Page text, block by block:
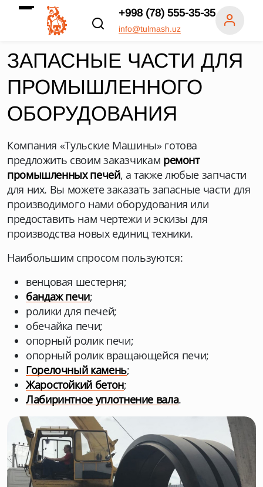
+998 (78) 555-35-35
info@tulmash.uz
ЗАПАСНЫЕ ЧАСТИ ДЛЯ
ПРОМЫШЛЕННОГО
ОБОРУДОВАНИЯ
Компания «Тульские Машины» готова
предложить своим заказчикам ремонт
промышленных печей, а также любые запчасти
для них. Вы можете заказать запасные части для
производимого нами оборудования или
предоставить нам чертежи и эскизы для
производства новых единиц техники.
Наибольшим спросом пользуются:
венцовая шестерня;
бандаж печи;
ролики для печей;
обечайка печи;
опорный ролик печи;
опорный ролик вращающейся печи;
Горелочный камень;
Жаростойкий бетон;
Лабиринтное уплотнение вала.